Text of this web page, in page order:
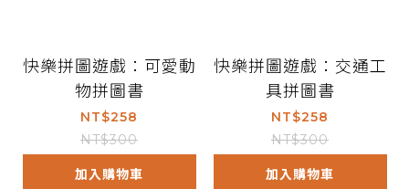
快樂拼圖遊戲：可愛動
物拼圖書
NT$258
NT$300
加入購物車
快樂拼圖遊戲：交通工
具拼圖書
NT$258
NT$300
加入購物車